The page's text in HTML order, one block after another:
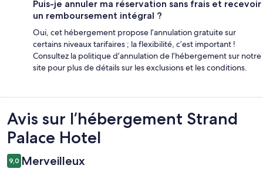
Puis-je annuler ma réservation sans frais et recevoir
un remboursement intégral ?
Oui, cet hébergement propose l’annulation gratuite sur
certains niveaux tarifaires ; la flexibilité, c’est important !
Consultez la politique d’annulation de l’hébergement sur notre
site pour plus de détails sur les exclusions et les conditions.
Avis
Avis sur l’hébergement Strand
Palace Hotel
9,0 Merveilleux